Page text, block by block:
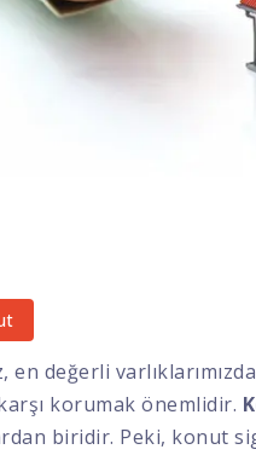
en değerli
korumak önemlidir.
biridir. Peki, konut